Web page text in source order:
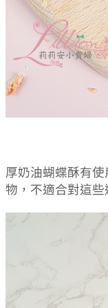
厚奶油蝴蝶酥有
物，不適合對這些